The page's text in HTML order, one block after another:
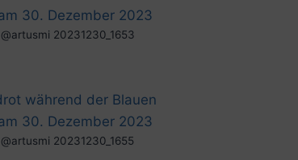
@artusmi 20231230_1653
@artusmi 20231230_1655